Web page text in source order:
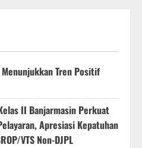
Tren Positif
II Banjarmasin Perkuat
Apresiasi Kepatuhan
VTS Non-DJPL